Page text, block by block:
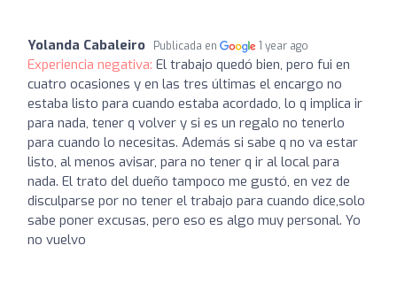
Yolanda Cabaleiro Publicada en 1 year ago
Experiencia negativa: El trabajo quedó bien, pero fui en
cuatro ocasiones y en las tres últimas el encargo no
estaba listo para cuando estaba acordado, lo q implica ir
para nada, tener q volver y si es un regalo no tenerlo
para cuando lo necesitas. Además si sabe q no va estar
listo, al menos avisar, para no tener q ir al local para
nada. El trato del dueño tampoco me gustó, en vez de
disculparse por no tener el trabajo para cuando dice,solo
sabe poner excusas, pero eso es algo muy personal. Yo
no vuelvo